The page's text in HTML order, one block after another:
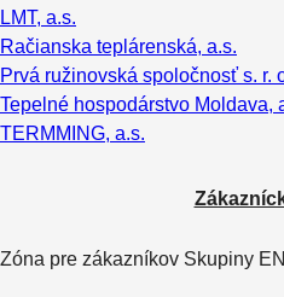
LMT, a.s.
Račianska teplárenská, a.s.
Prvá ružinovská spoločnosť s. r.
Tepelné hospodárstvo Moldava,
TERMMING, a.s.
Zóna pre zákazníkov Skupiny